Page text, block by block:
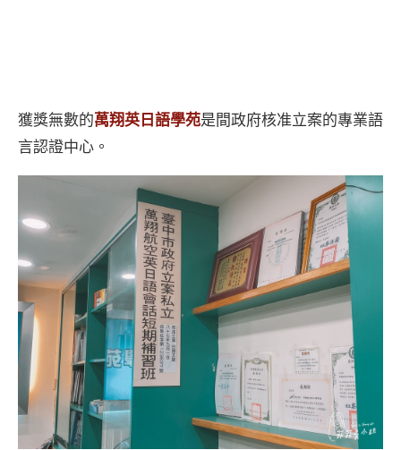
獲獎無數的萬翔英日語學苑是間政府核准立案的專業語
言認證中心。